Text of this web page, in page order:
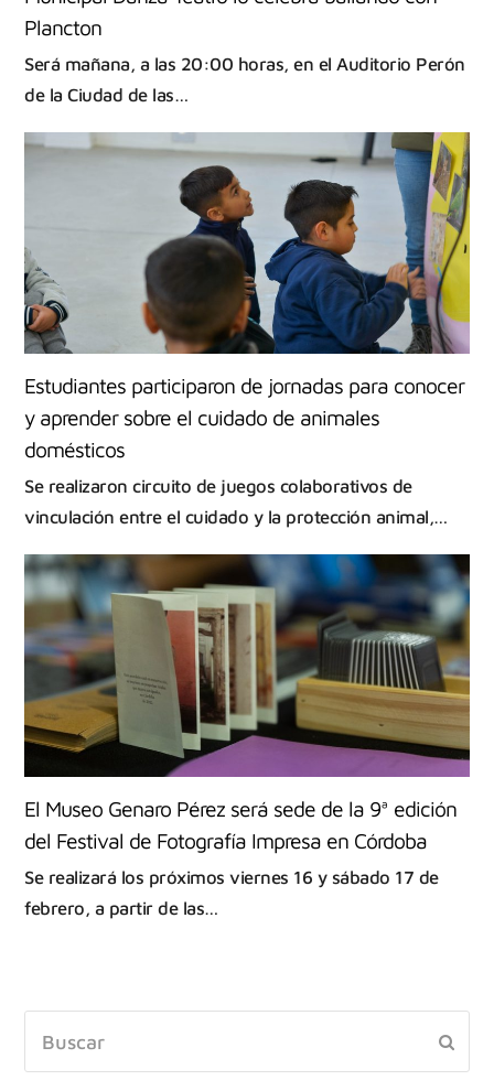
Plancton
Será mañana, a las 20:00 horas, en el Auditorio Perón
de la Ciudad de las…
Estudiantes participaron de jornadas para conocer
y aprender sobre el cuidado de animales
domésticos
Se realizaron circuito de juegos colaborativos de
vinculación entre el cuidado y la protección animal,…
El Museo Genaro Pérez será sede de la 9ª edición
del Festival de Fotografía Impresa en Córdoba
Se realizará los próximos viernes 16 y sábado 17 de
febrero, a partir de las…